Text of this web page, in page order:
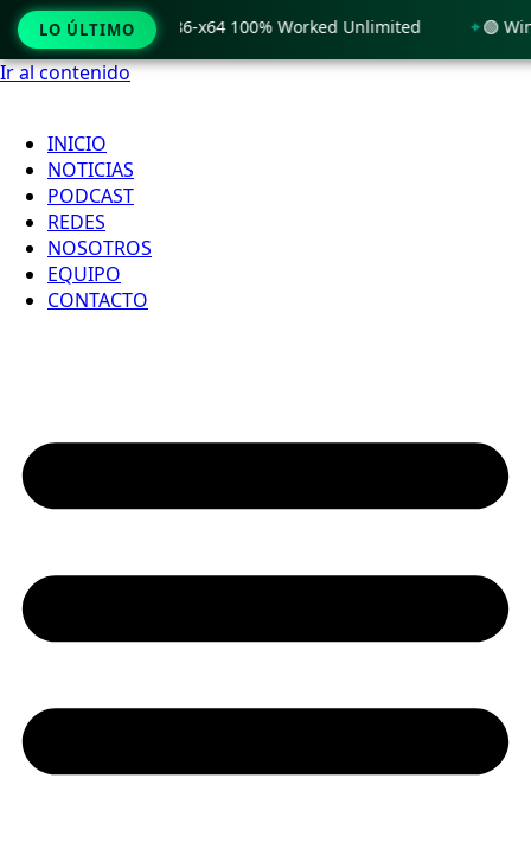
Ir al contenido
INICIO
NOTICIAS
PODCAST
REDES
NOSOTROS
EQUIPO
CONTACTO
LO ÚLTIMO
11 x86-x64 100% Worked Unlimited 🟢 WinRAR